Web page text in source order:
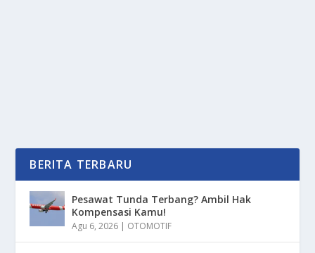
BERITA TERBARU
Pesawat Tunda Terbang? Ambil Hak
Kompensasi Kamu!
Agu 6, 2026 | OTOMOTIF